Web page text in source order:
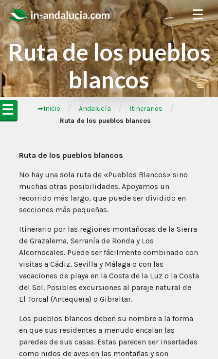
☰
☰
Ruta de los pueblos
blancos
➦Inicio / Andalucía / Itinerarios /
Ruta de los pueblos blancos
Ruta de los pueblos blancos
No hay una sola ruta de «Pueblos Blancos» sino
muchas otras posibilidades. Apoyamos un
recorrido más largo, que puede ser dividido en
secciones más pequeñas.
Itinerario por las regiones montañosas de la Sierra
de Grazalema, Serranía de Ronda y Los
Alcornocales. Puede ser fácilmente combinado con
visitas a Cádiz, Sevilla y Málaga o con las
vacaciones de playa en la Costa de la Luz o la Costa
del Sol. Posibles excursiones al paraje natural de
El Torcal (Antequera) o Gibraltar.
Los pueblos blancos deben su nombre a la forma
en que sus residentes a menudo encalan las
paredes de sus casas. Estas parecen ser insertadas
como nidos de aves en las montañas y son